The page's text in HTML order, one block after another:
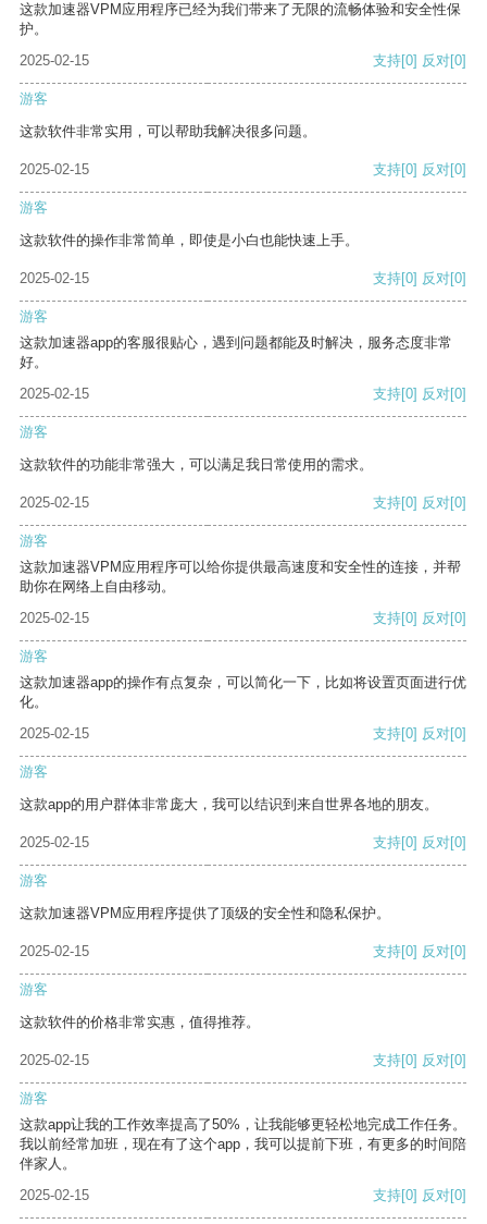
这款加速器VPM应用程序已经为我们带来了无限的流畅体验和安全性保
护。
2025-02-15
支持[0] 反对[0]
游客
这款软件非常实用，可以帮助我解决很多问题。
2025-02-15 支持[0] 反对[0]
游客
这款软件的操作非常简单，即使是小白也能快速上手。
2025-02-15 支持[0] 反对[0]
游客
这款加速器app的客服很贴心，遇到问题都能及时解决，服务态度非常
好。
2025-02-15
支持[0] 反对[0]
游客
这款软件的功能非常强大，可以满足我日常使用的需求。
2025-02-15 支持[0] 反对[0]
游客
这款加速器VPM应用程序可以给你提供最高速度和安全性的连接，并帮
助你在网络上自由移动。
2025-02-15
支持[0] 反对[0]
游客
这款加速器app的操作有点复杂，可以简化一下，比如将设置页面进行优
化。
2025-02-15
支持[0] 反对[0]
游客
这款app的用户群体非常庞大，我可以结识到来自世界各地的朋友。
2025-02-15 支持[0] 反对[0]
游客
这款加速器VPM应用程序提供了顶级的安全性和隐私保护。
2025-02-15 支持[0] 反对[0]
游客
这款软件的价格非常实惠，值得推荐。
2025-02-15 支持[0] 反对[0]
游客
这款app让我的工作效率提高了50%，让我能够更轻松地完成工作任务。
我以前经常加班，现在有了这个app，我可以提前下班，有更多的时间陪
伴家人。
2025-02-15
支持[0] 反对[0]